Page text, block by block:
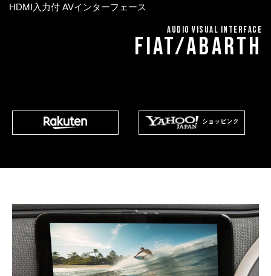
HDMI入力付 AVインターフェース
AUDIO VISUAL INTERFACE
FIAT/ABARTH